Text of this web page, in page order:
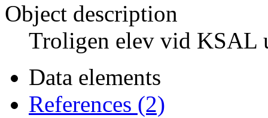
Object description
Troligen elev vid KSAL
Data elements
References (2)